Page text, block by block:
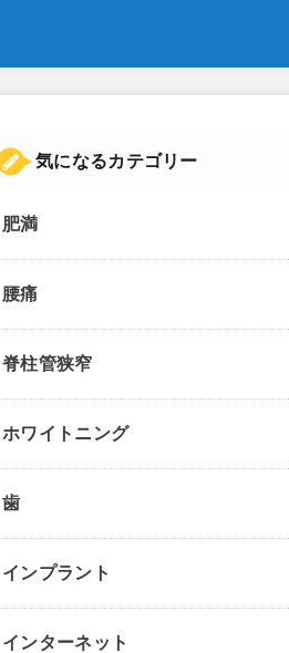
気になるカテゴリー
肥満
腰痛
脊柱管狭窄
ホワイトニング
歯
インプラント
インターネット